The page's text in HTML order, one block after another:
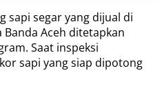
sapi segar yang dijual di
Aceh ditetapkan
Saat inspeksi
sapi yang siap dipotong